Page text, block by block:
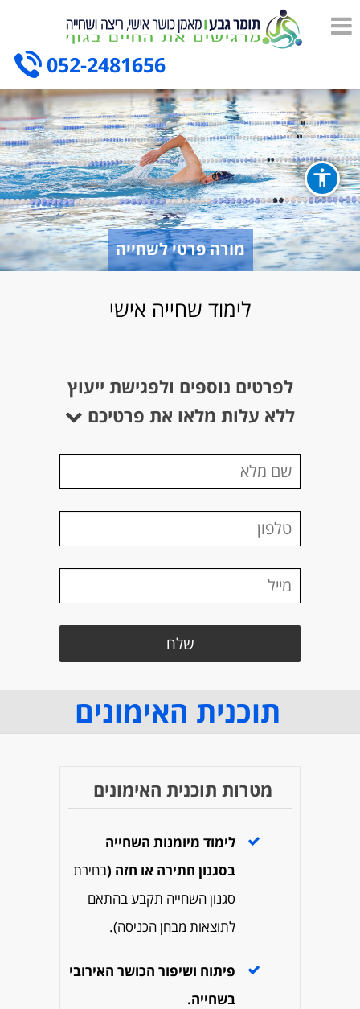
052-2481656
מורה פרטי לשחייה
לימוד שחייה אישי
לפרטים נוספים ולפגישת ייעוץ
ללא עלות מלאו את פרטיכם
תוכנית האימונים
מטרות תוכנית האימונים
לימוד מיומנות השחייה
בסגנון חתירה או חזה (בחירת
סגנון השחייה תקבע בהתאם
לתוצאות מבחן הכניסה).
פיתוח ושיפור הכושר האירובי
בשחייה.